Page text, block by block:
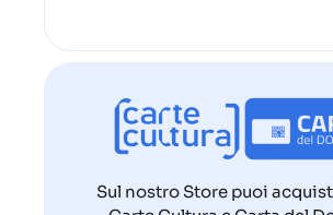
Sul nostro Store puoi